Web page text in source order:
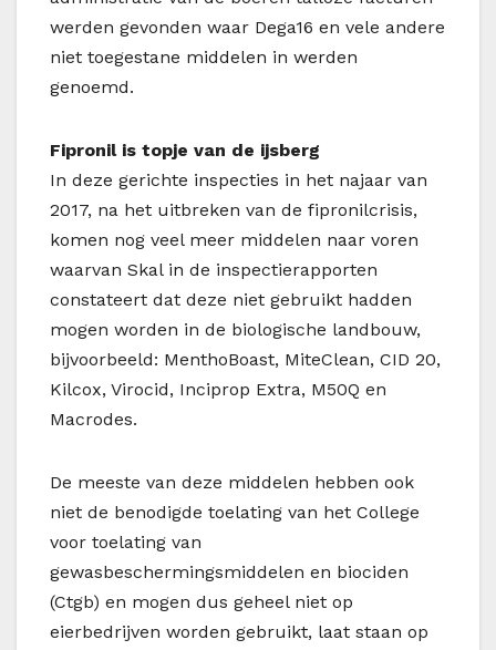
werden gevonden waar Dega16 en vele andere
niet toegestane middelen in werden
genoemd.
Fipronil is topje van de ijsberg
In deze gerichte inspecties in het najaar van
2017, na het uitbreken van de fipronilcrisis,
komen nog veel meer middelen naar voren
waarvan Skal in de inspectierapporten
constateert dat deze niet gebruikt hadden
mogen worden in de biologische landbouw,
bijvoorbeeld: MenthoBoast, MiteClean, CID 20,
Kilcox, Virocid, Inciprop Extra, M50Q en
Macrodes.
De meeste van deze middelen hebben ook
niet de benodigde toelating van het College
voor toelating van
gewasbeschermingsmiddelen en biociden
(Ctgb) en mogen dus geheel niet op
eierbedrijven worden gebruikt, laat staan op